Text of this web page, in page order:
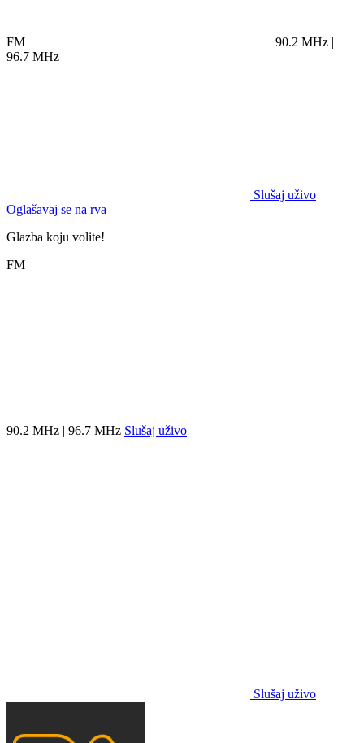
FM
90.2 MHz |
96.7 MHz
Slušaj uživo
Oglašavaj se na rva
Glazba koju volite!
FM
90.2 MHz | 96.7 MHz Slušaj uživo
Slušaj uživo